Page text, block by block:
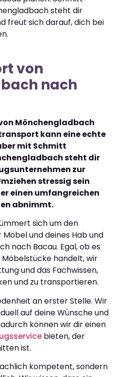
steht dir
freut sich darauf, dich bei
von
nach
Mönchengladbach
kann eine echte
mit Schmitt
steht dir
zur
stressig sein
einen umfangreichen
abnimmt.
sich um den
und deines Hab und
nach Bacau. Egal, ob es
handelt, wir
und das Fachwissen,
und zu transportieren.
an erster Stelle. Wir
auf deine Wünsche und
können wir dir einen
bieten, der
ist.
kompetent, sondern